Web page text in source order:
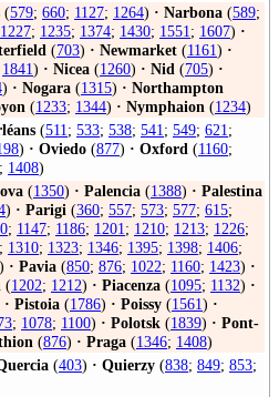
(579; 660; 1127; 1264) · Narbona (589;
1227; 1235; 1374; 1430; 1551; 1607) ·
(703) · Newmarket (1161) ·
1841) · Nicea (1260) · Nid (705) ·
) · Nogara (1315) · Northampton
(1233; 1344) · Nymphaion (1234)
(511; 533; 538; 541; 549; 621;
) · Oviedo (877) · Oxford (1160;
; 1408)
(1350) · Palencia (1388) · Palestina
) · Parigi (360; 557; 573; 577; 615;
; 1147; 1186; 1201; 1210; 1213; 1226;
; 1310; 1323; 1346; 1395; 1398; 1406;
) · Pavia (850; 876; 1022; 1160; 1423) ·
(1202; 1212) · Piacenza (1095; 1132) ·
· Pistoia (1786) · Poissy (1561) ·
; 1078; 1100) · Polotsk (1839) · Pont-
(876) · Praga (1346; 1408)
(403) · Quierzy (838; 849; 853;